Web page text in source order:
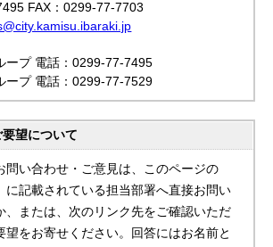
FAX：0299-77-7703
ープ 電話：0299-77-7495
ープ 電話：0299-77-7529
望について
問い合わせ・ご意見は、このページの
に記載されている担当部署へ直接お問い
、または、次のリンク先をご確認いただ
望をお寄せください。回答にはお名前と